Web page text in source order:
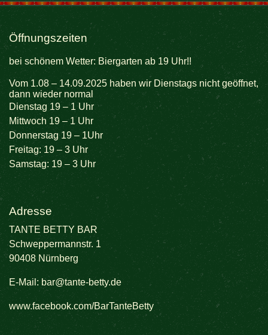
Öffnungszeiten
bei schönem Wetter: Biergarten ab 19 Uhr!!
Vom 1.08 – 14.09.2025 haben wir Dienstags nicht geöffnet,
dann wieder normal
Dienstag 19 – 1 Uhr
Mittwoch 19 – 1 Uhr
Donnerstag 19 – 1Uhr
Freitag: 19 – 3 Uhr
Samstag: 19 – 3 Uhr
Adresse
TANTE BETTY BAR
Schweppermannstr. 1
90408 Nürnberg
E-Mail: bar@tante-betty.de
www.facebook.com/BarTanteBetty